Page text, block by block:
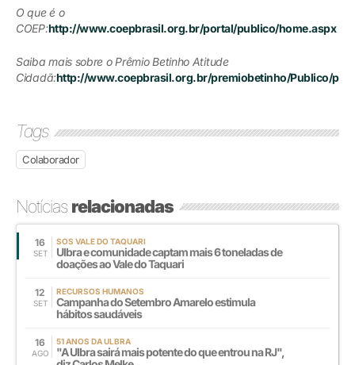
O que é o
COEP:http://www.coepbrasil.org.br/portal/publico/home.aspx
Saiba mais sobre o Prêmio Betinho Atitude
Cidadã:http://www.coepbrasil.org.br/premiobetinho/Publico/
Tags
Colaborador
Notíciasrelacionadas
16
SET
SOS VALE DO TAQUARI
Ulbra e comunidade captam mais 6 toneladas de
doações ao Vale do Taquari
12
SET
RECURSOS HUMANOS
Campanha do Setembro Amarelo estimula
hábitos saudáveis
16
AGO
51 ANOS DA ULBRA
"A Ulbra sairá mais potente do que entrou na RJ",